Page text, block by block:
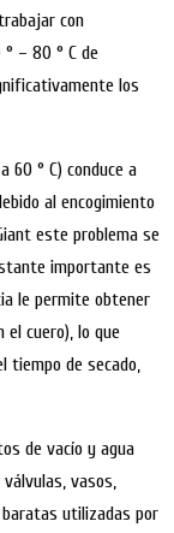
con
– 80 ° C de
los
60 ° C) conduce a
al encogimiento
este problema se
importante es
le permite obtener
cuero), lo que
tiempo de secado,
de vacío y agua
válvulas, vasos,
utilizadas por